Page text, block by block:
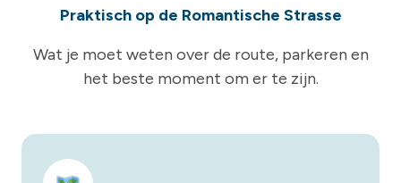
Praktisch op de Romantische Strasse
Wat je moet weten over de route, parkeren en
het beste moment om er te zijn.